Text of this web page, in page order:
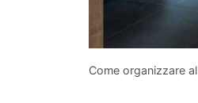
Come organizzare